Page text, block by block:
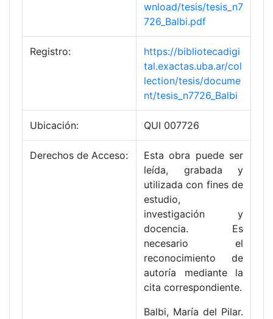
wnload/tesis/tesis_n7
726_Balbi.pdf
Registro:
https://bibliotecadigi
tal.exactas.uba.ar/col
lection/tesis/docume
nt/tesis_n7726_Balbi
Ubicación: QUI 007726
Derechos de Acceso:
Esta obra puede ser
leída, grabada y
utilizada con fines de
estudio,
investigación y
docencia. Es
necesario el
reconocimiento de
autoría mediante la
cita correspondiente.
Balbi, María del Pilar.